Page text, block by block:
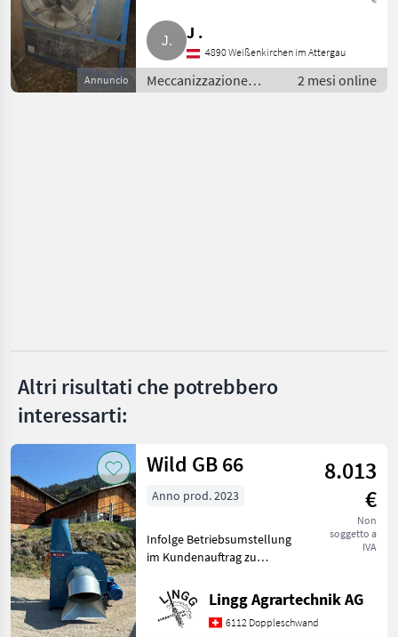
HSR
Lasco
rivenditori
Annuncio
J .
4890 Weißenkirchen im Attergau
Meccanizzazione
interna / Essiccatoio
2 mesi online
Altri risultati che potrebbero
interessarti:
Wild GB 66
8.013
€
Non
soggetto a
IVA
Anno prod. 2023
Infolge Betriebsumstellung
im Kundenauftrag zu
neuwertigem Zustand.
Motor 30PS/22KW mit
Frequenzumformer für
Lingg Agrartechnik AG
6112 Doppleschwand